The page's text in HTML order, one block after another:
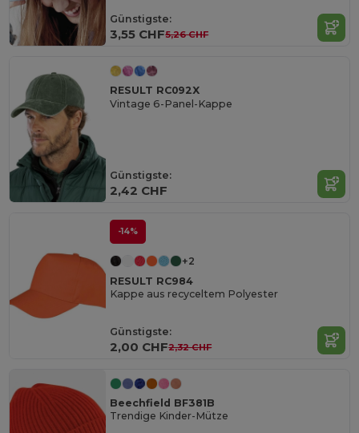
Günstigste:
3,55 CHF5,26 CHF
RESULT RC092X
Vintage 6-Panel-Kappe
Günstigste:
2,42 CHF
-14%
+2
RESULT RC984
Kappe aus recyceltem Polyester
Günstigste:
2,00 CHF2,32 CHF
Beechfield BF381B
Trendige Kinder-Mütze